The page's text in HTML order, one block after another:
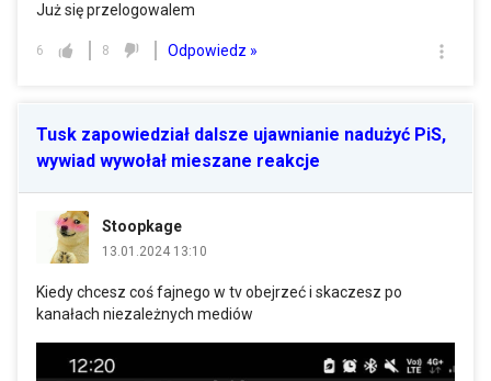
Już się przelogowalem
6 8 Odpowiedz »
Tusk zapowiedział dalsze ujawnianie nadużyć PiS,
wywiad wywołał mieszane reakcje
Stoopkage
13.01.2024 13:10
Kiedy chcesz coś fajnego w tv obejrzeć i skaczesz po
kanałach niezależnych mediów